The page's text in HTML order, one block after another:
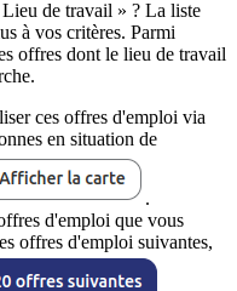
de travail » ? La liste
à vos critères. Parmi
offres dont le lieu de travail
ces offres d'emploi via
en situation de
.
d'emploi que vous
offres d'emploi suivantes,